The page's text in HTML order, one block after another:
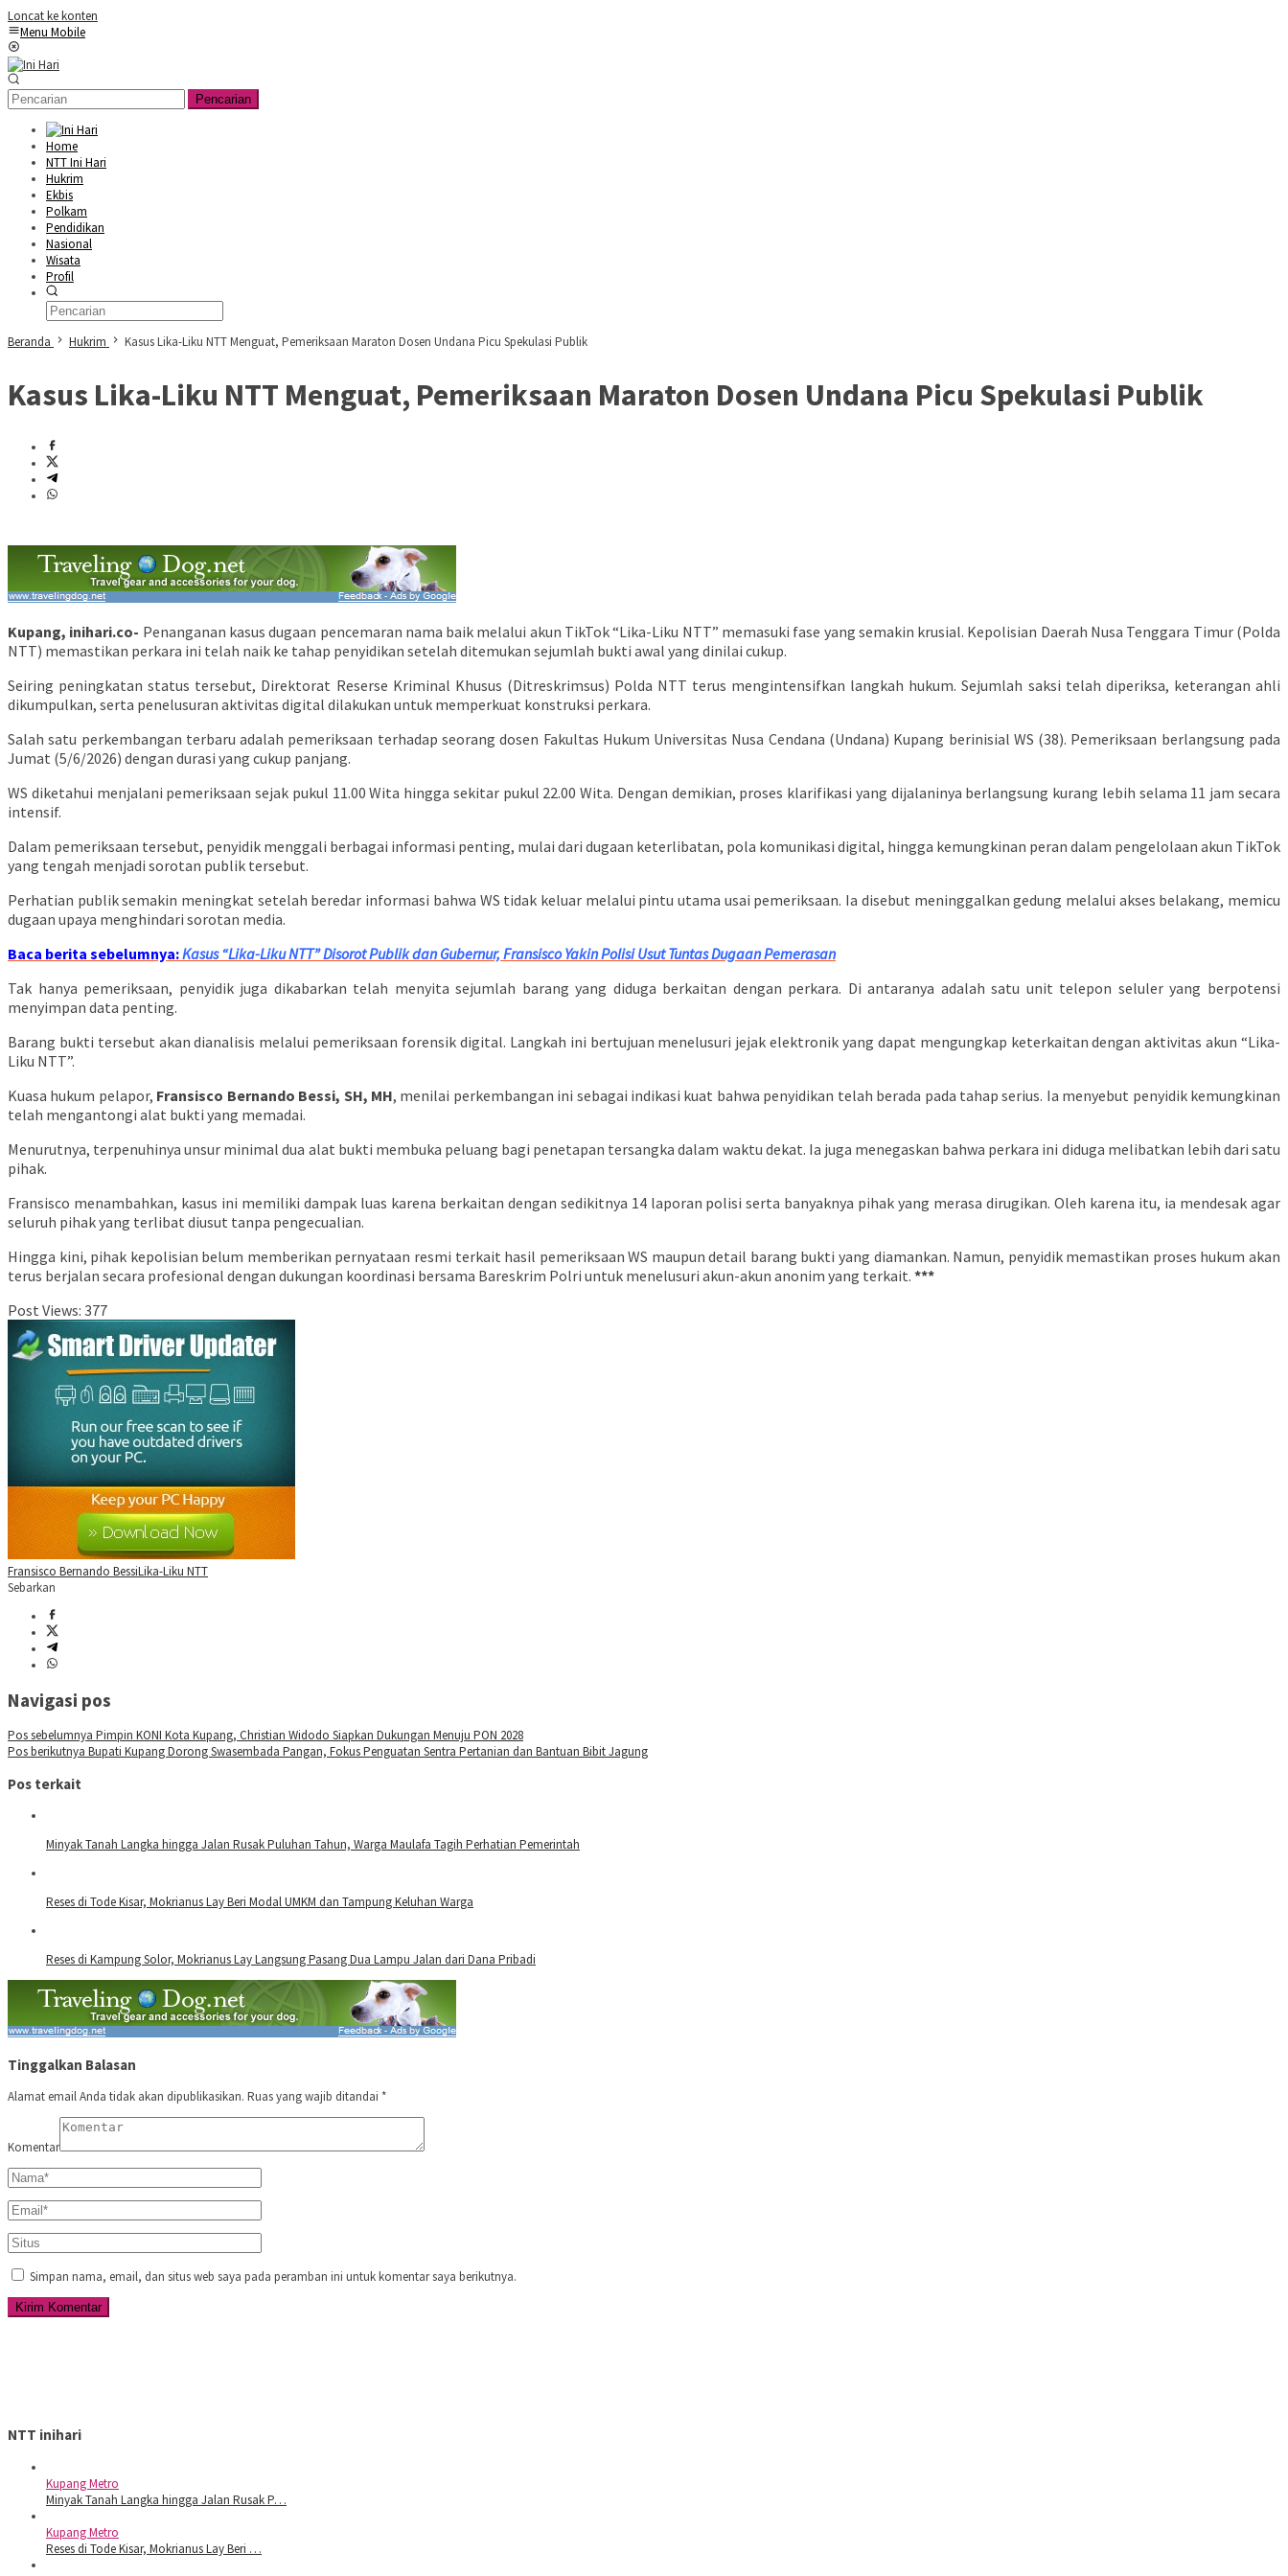
Loncat ke konten
Menu Mobile
Pencarian
Home
NTT Ini Hari
Hukrim
Ekbis
Polkam
Pendidikan
Nasional
Wisata
Profil
Beranda Hukrim Kasus Lika-Liku NTT Menguat, Pemeriksaan Maraton Dosen Undana Picu Spekulasi Publik
Kasus Lika-Liku NTT Menguat, Pemeriksaan Maraton Dosen Undana Picu Spekulasi Publik
Kupang, inihari.co- Penanganan kasus dugaan pencemaran nama baik melalui akun TikTok “Lika-Liku NTT” memasuki fase yang semakin krusial. Kepolisian Daerah Nusa Tenggara Timur (Polda
NTT) memastikan perkara ini telah naik ke tahap penyidikan setelah ditemukan sejumlah bukti awal yang dinilai cukup.
Seiring peningkatan status tersebut, Direktorat Reserse Kriminal Khusus (Ditreskrimsus) Polda NTT terus mengintensifkan langkah hukum. Sejumlah saksi telah diperiksa, keterangan ahli
dikumpulkan, serta penelusuran aktivitas digital dilakukan untuk memperkuat konstruksi perkara.
Salah satu perkembangan terbaru adalah pemeriksaan terhadap seorang dosen Fakultas Hukum Universitas Nusa Cendana (Undana) Kupang berinisial WS (38). Pemeriksaan berlangsung pada
Jumat (5/6/2026) dengan durasi yang cukup panjang.
WS diketahui menjalani pemeriksaan sejak pukul 11.00 Wita hingga sekitar pukul 22.00 Wita. Dengan demikian, proses klarifikasi yang dijalaninya berlangsung kurang lebih selama 11 jam secara
intensif.
Dalam pemeriksaan tersebut, penyidik menggali berbagai informasi penting, mulai dari dugaan keterlibatan, pola komunikasi digital, hingga kemungkinan peran dalam pengelolaan akun TikTok
yang tengah menjadi sorotan publik tersebut.
Perhatian publik semakin meningkat setelah beredar informasi bahwa WS tidak keluar melalui pintu utama usai pemeriksaan. Ia disebut meninggalkan gedung melalui akses belakang, memicu
dugaan upaya menghindari sorotan media.
Baca berita sebelumnya:Kasus “Lika-Liku NTT” Disorot Publik dan Gubernur, Fransisco Yakin Polisi Usut Tuntas Dugaan Pemerasan
Tak hanya pemeriksaan, penyidik juga dikabarkan telah menyita sejumlah barang yang diduga berkaitan dengan perkara. Di antaranya adalah satu unit telepon seluler yang berpotensi
menyimpan data penting.
Barang bukti tersebut akan dianalisis melalui pemeriksaan forensik digital. Langkah ini bertujuan menelusuri jejak elektronik yang dapat mengungkap keterkaitan dengan aktivitas akun “Lika-
Liku NTT”.
Kuasa hukum pelapor, Fransisco Bernando Bessi, SH, MH, menilai perkembangan ini sebagai indikasi kuat bahwa penyidikan telah berada pada tahap serius. Ia menyebut penyidik kemungkinan
telah mengantongi alat bukti yang memadai.
Menurutnya, terpenuhinya unsur minimal dua alat bukti membuka peluang bagi penetapan tersangka dalam waktu dekat. Ia juga menegaskan bahwa perkara ini diduga melibatkan lebih dari satu
pihak.
Fransisco menambahkan, kasus ini memiliki dampak luas karena berkaitan dengan sedikitnya 14 laporan polisi serta banyaknya pihak yang merasa dirugikan. Oleh karena itu, ia mendesak agar
seluruh pihak yang terlibat diusut tanpa pengecualian.
Hingga kini, pihak kepolisian belum memberikan pernyataan resmi terkait hasil pemeriksaan WS maupun detail barang bukti yang diamankan. Namun, penyidik memastikan proses hukum akan
terus berjalan secara profesional dengan dukungan koordinasi bersama Bareskrim Polri untuk menelusuri akun-akun anonim yang terkait. ***
Post Views: 377
Fransisco Bernando BessiLika-Liku NTT
Sebarkan
Navigasi pos
Pos sebelumnya Pimpin KONI Kota Kupang, Christian Widodo Siapkan Dukungan Menuju PON 2028
Pos berikutnya Bupati Kupang Dorong Swasembada Pangan, Fokus Penguatan Sentra Pertanian dan Bantuan Bibit Jagung
Pos terkait
Minyak Tanah Langka hingga Jalan Rusak Puluhan Tahun, Warga Maulafa Tagih Perhatian Pemerintah
Reses di Tode Kisar, Mokrianus Lay Beri Modal UMKM dan Tampung Keluhan Warga
Reses di Kampung Solor, Mokrianus Lay Langsung Pasang Dua Lampu Jalan dari Dana Pribadi
Tinggalkan Balasan
Alamat email Anda tidak akan dipublikasikan. Ruas yang wajib ditandai *
Komentar
Simpan nama, email, dan situs web saya pada peramban ini untuk komentar saya berikutnya.
NTT inihari
Kupang Metro
Minyak Tanah Langka hingga Jalan Rusak P…
Kupang Metro
Reses di Tode Kisar, Mokrianus Lay Beri …